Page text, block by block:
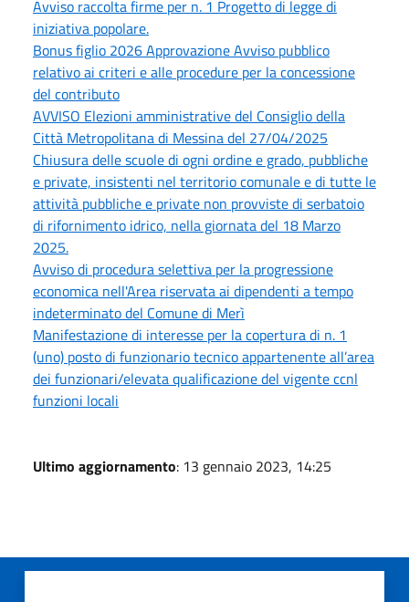
Avviso raccolta firme per n. 1 Progetto di legge di
iniziativa popolare.
Bonus figlio 2026 Approvazione Avviso pubblico
relativo ai criteri e alle procedure per la concessione
del contributo
AVVISO Elezioni amministrative del Consiglio della
Città Metropolitana di Messina del 27/04/2025
Chiusura delle scuole di ogni ordine e grado, pubbliche
e private, insistenti nel territorio comunale e di tutte le
attività pubbliche e private non provviste di serbatoio
di rifornimento idrico, nella giornata del 18 Marzo
2025.
Avviso di procedura selettiva per la progressione
economica nell'Area riservata ai dipendenti a tempo
indeterminato del Comune di Merì
Manifestazione di interesse per la copertura di n. 1
(uno) posto di funzionario tecnico appartenente all’area
dei funzionari/elevata qualificazione del vigente ccnl
funzioni locali
Ultimo aggiornamento: 13 gennaio 2023, 14:25